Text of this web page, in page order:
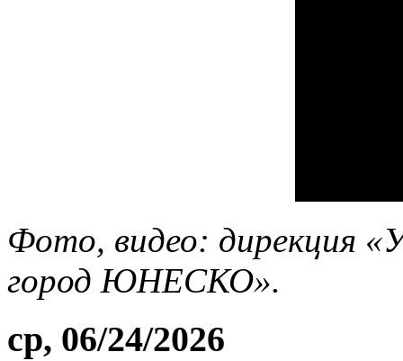
Фото, видео: дирекция
город ЮНЕСКО».
ср, 06/24/2026